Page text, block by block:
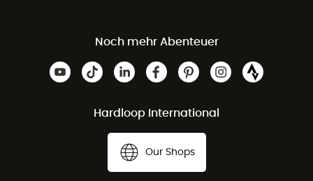
Noch mehr Abenteuer
Hardloop International
Our Shops